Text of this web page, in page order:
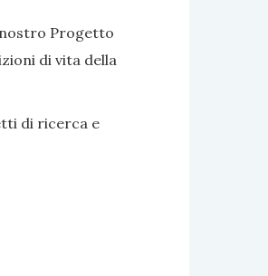
nostro Progetto
di vita della
di ricerca e